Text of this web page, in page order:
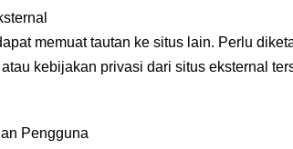
memuat tautan ke situs lain. Perlu
kebijakan privasi dari situs eksternal
Pengguna